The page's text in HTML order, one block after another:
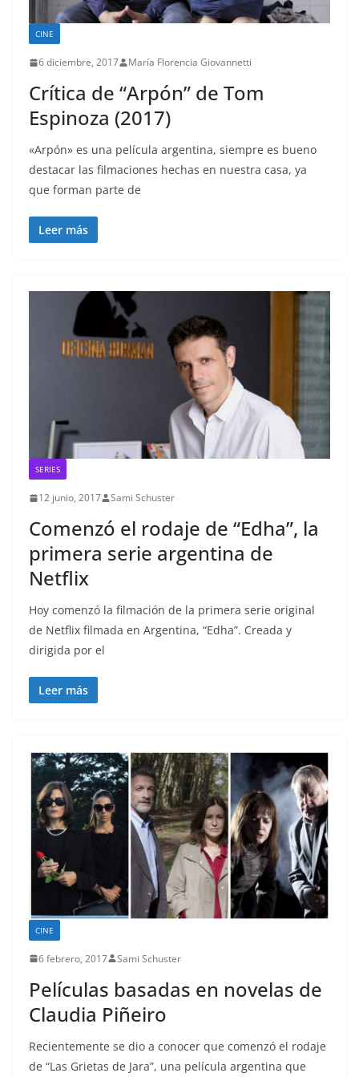
CINE
6 diciembre, 2017 María Florencia Giovannetti
Crítica de “Arpón” de Tom
Espinoza (2017)
«Arpón» es una película argentina, siempre es bueno
destacar las filmaciones hechas en nuestra casa, ya
que forman parte de
Leer más
SERIES
12 junio, 2017 Sami Schuster
Comenzó el rodaje de “Edha”, la
primera serie argentina de
Netflix
Hoy comenzó la filmación de la primera serie original
de Netflix filmada en Argentina, “Edha”. Creada y
dirigida por el
Leer más
CINE
6 febrero, 2017 Sami Schuster
Películas basadas en novelas de
Claudia Piñeiro
Recientemente se dio a conocer que comenzó el rodaje
de “Las Grietas de Jara”, una película argentina que